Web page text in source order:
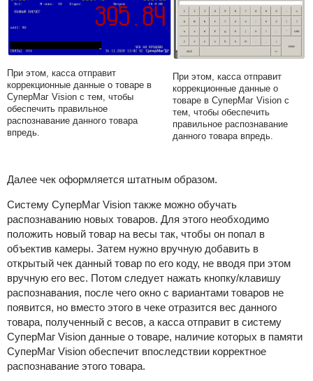
При этом, касса отправит
коррекционные данные о товаре в
СуперМаг Vision с тем, чтобы
обеспечить правильное
распознавание данного товара
впредь.
При этом, касса отправит
коррекционные данные о
товаре в СуперМаг Vision с
тем, чтобы обеспечить
правильное распознавание
данного товара впредь.
Далее чек оформляется штатным образом.
Систему СуперМаг Vision также можно обучать
распознаванию новых товаров. Для этого необходимо
положить новый товар на весы так, чтобы он попал в
объектив камеры. Затем нужно вручную добавить в
открытый чек данный товар по его коду, не вводя при этом
вручную его вес. Потом следует нажать кнопку/клавишу
распознавания, после чего окно с вариантами товаров не
появится, но вместо этого в чеке отразится вес данного
товара, полученный с весов, а касса отправит в систему
СуперМаг Vision данные о товаре, наличие которых в памяти
СуперМаг Vision обеспечит впоследствии корректное
распознавание этого товара.